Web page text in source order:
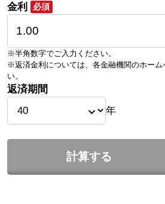
金利 必須
※半角数字でご入力ください。
※返済金利については、各金融機関のホーム
い。
返済期間
年
計算する